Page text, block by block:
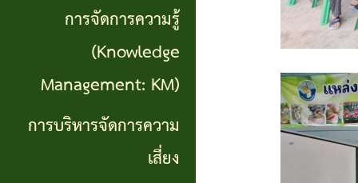
การ
ดำเนิน
การ
เพื่อ
การจัดการความรู้
(Knowledge
Management: KM)
การบริหารจัดการความ
เสี่ยง